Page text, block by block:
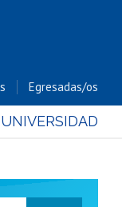
Egresadas/os